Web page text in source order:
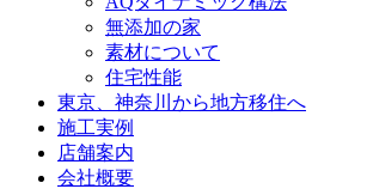
無添加の家
素材について
住宅性能
東京、神奈川から地方移住へ
施工実例
店舗案内
会社概要